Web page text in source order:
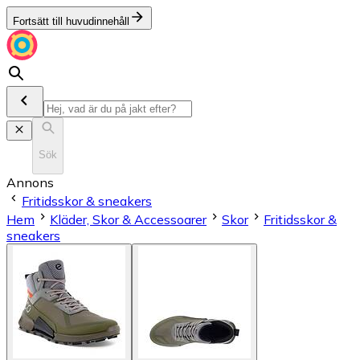
Fortsätt till huvudinnehåll
Sök
Annons
Fritidsskor & sneakers
Hem
Kläder, Skor & Accessoarer Skor
Fritidsskor &
sneakers